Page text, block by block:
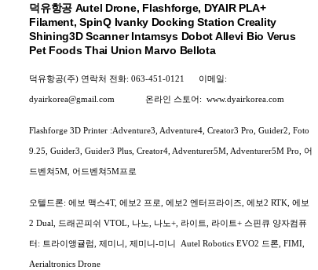
덕유항공 Autel Drone, Flashforge, DYAIR PLA+
Filament, SpinQ Ivanky Docking Station Creality
Shining3D Scanner Intamsys Dobot Allevi Bio Verus
Pet Foods Thai Union Marvo Bellota
덕유항공(주) 연락처 전화: 063-451-0121 이메일:
dyairkorea@gmail.com온라인 스토어: www.dyairkorea.com
Flashforge 3D Printer :Adventure3, Adventure4, Creator3 Pro, Guider2, Foto
9.25, Guider3, Guider3 Plus, Creator4, Adventurer5M, Adventurer5M Pro, 어
드벤쳐5M, 어드벤쳐5M프로
오텔드론: 에보 맥스4T, 에보2 프로, 에보2 엔터프라이즈, 에보2 RTK, 에보
2 Dual, 드래곤피쉬 VTOL, 나노, 나노+, 라이트, 라이트+ 스핀큐 양자컴퓨
터: 트라이앵귤럼, 제미니, 제미니-미니 Autel Robotics EVO2 드론, FIMI,
Aerialtronics Drone